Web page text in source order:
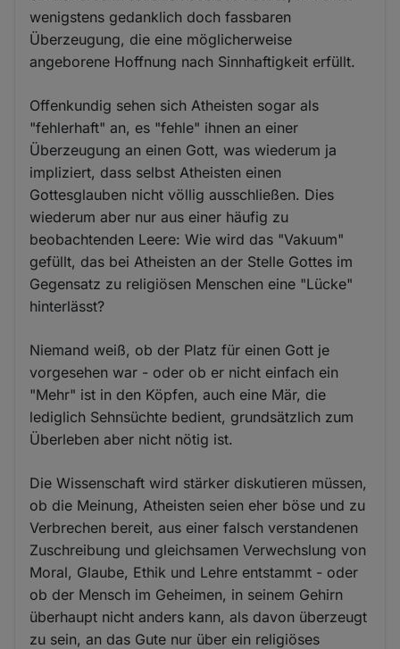
wenigstens gedanklich doch fassbaren
Überzeugung, die eine möglicherweise
angeborene Hoffnung nach Sinnhaftigkeit erfüllt.
Offenkundig sehen sich Atheisten sogar als
"fehlerhaft" an, es "fehle" ihnen an einer
Überzeugung an einen Gott, was wiederum ja
impliziert, dass selbst Atheisten einen
Gottesglauben nicht völlig ausschließen. Dies
wiederum aber nur aus einer häufig zu
beobachtenden Leere: Wie wird das "Vakuum"
gefüllt, das bei Atheisten an der Stelle Gottes im
Gegensatz zu religiösen Menschen eine "Lücke"
hinterlässt?
Niemand weiß, ob der Platz für einen Gott je
vorgesehen war - oder ob er nicht einfach ein
"Mehr" ist in den Köpfen, auch eine Mär, die
lediglich Sehnsüchte bedient, grundsätzlich zum
Überleben aber nicht nötig ist.
Die Wissenschaft wird stärker diskutieren müssen,
ob die Meinung, Atheisten seien eher böse und zu
Verbrechen bereit, aus einer falsch verstandenen
Zuschreibung und gleichsamen Verwechslung von
Moral, Glaube, Ethik und Lehre entstammt - oder
ob der Mensch im Geheimen, in seinem Gehirn
überhaupt nicht anders kann, als davon überzeugt
zu sein, an das Gute nur über ein religiöses